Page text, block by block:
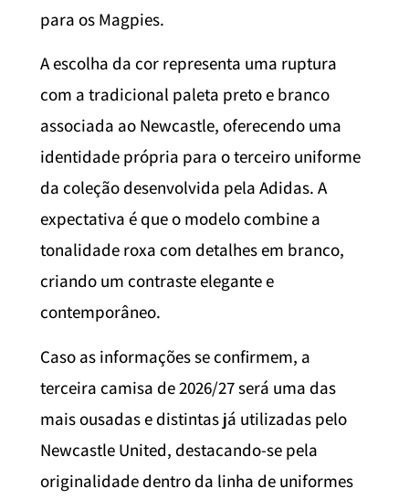
para os Magpies.
A escolha da cor representa uma ruptura
com a tradicional paleta preto e branco
associada ao Newcastle, oferecendo uma
identidade própria para o terceiro uniforme
da coleção desenvolvida pela Adidas. A
expectativa é que o modelo combine a
tonalidade roxa com detalhes em branco,
criando um contraste elegante e
contemporâneo.
Caso as informações se confirmem, a
terceira camisa de 2026/27 será uma das
mais ousadas e distintas já utilizadas pelo
Newcastle United, destacando-se pela
originalidade dentro da linha de uniformes